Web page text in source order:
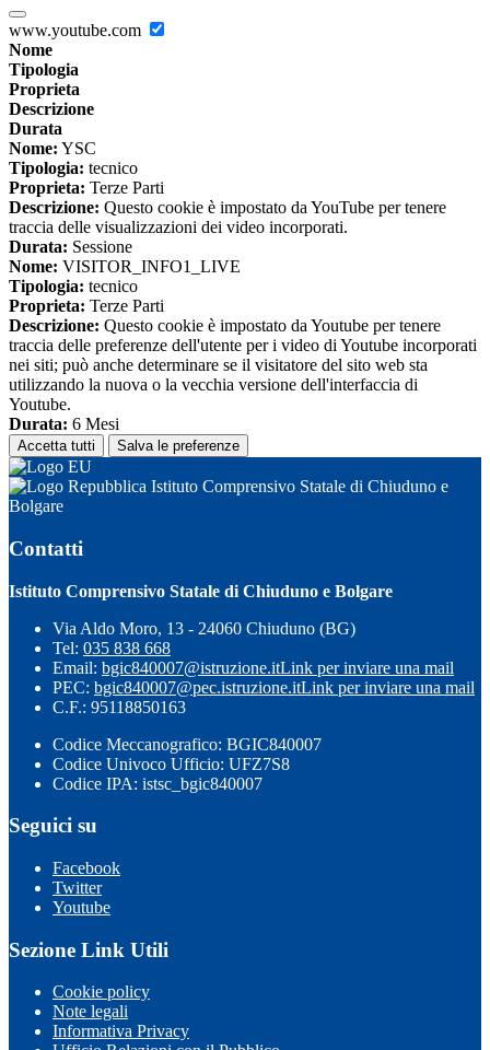
www.youtube.com
Nome
Tipologia
Proprieta
Descrizione
Durata
Nome: YSC
Tipologia: tecnico
Proprieta: Terze Parti
Descrizione: Questo cookie è impostato da YouTube per tenere
traccia delle visualizzazioni dei video incorporati.
Durata: Sessione
Nome: VISITOR_INFO1_LIVE
Tipologia: tecnico
Proprieta: Terze Parti
Descrizione: Questo cookie è impostato da Youtube per tenere
traccia delle preferenze dell'utente per i video di Youtube incorporati
nei siti; può anche determinare se il visitatore del sito web sta
utilizzando la nuova o la vecchia versione dell'interfaccia di
Youtube.
Durata: 6 Mesi
Accetta tutti Salva le preferenze
Istituto Comprensivo Statale di Chiuduno e
Bolgare
Contatti
Istituto Comprensivo Statale di Chiuduno e Bolgare
Via Aldo Moro, 13 - 24060 Chiuduno (BG)
Tel: 035 838 668
Email: bgic840007@istruzione.itLink per inviare una mail
PEC: bgic840007@pec.istruzione.itLink per inviare una mail
C.F.: 95118850163
Codice Meccanografico: BGIC840007
Codice Univoco Ufficio: UFZ7S8
Codice IPA: istsc_bgic840007
Seguici su
Facebook
Twitter
Youtube
Sezione Link Utili
Cookie policy
Note legali
Informativa Privacy